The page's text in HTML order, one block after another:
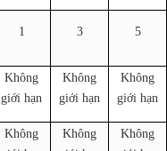
1 3 5
Không
giới hạn
Không
giới hạn
Không
giới hạn
Không
Không
Không